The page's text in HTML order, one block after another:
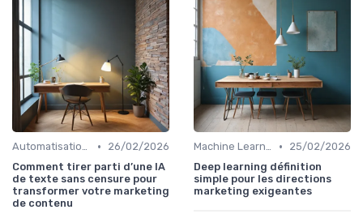
Automatisation et RPA •
26/02/2026
Comment tirer parti d’une IA
de texte sans censure pour
transformer votre marketing
de contenu
Machine Learning •
25/02/2026
Deep learning définition
simple pour les directions
marketing exigeantes